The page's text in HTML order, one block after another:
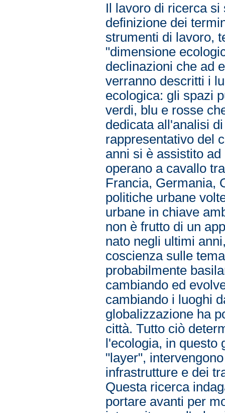
Il lavoro di ricerca
definizione dei
strumenti di lavoro,
"dimensione
declinazioni che ad
verranno descritti i
ecologica: gli spazi
verdi, blu e rosse
dedicata all'analisi
rappresentativo del
anni si è assistito
operano a cavallo
Francia, Germania,
politiche urbane
urbane in chiave
non è frutto di un
nato negli ultimi
coscienza sulle
probabilmente
cambiando ed
cambiando i luoghi
globalizzazione ha
città. Tutto ciò
l'ecologia, in questo
"layer",
infrastrutture e dei
Questa ricerca
portare avanti per